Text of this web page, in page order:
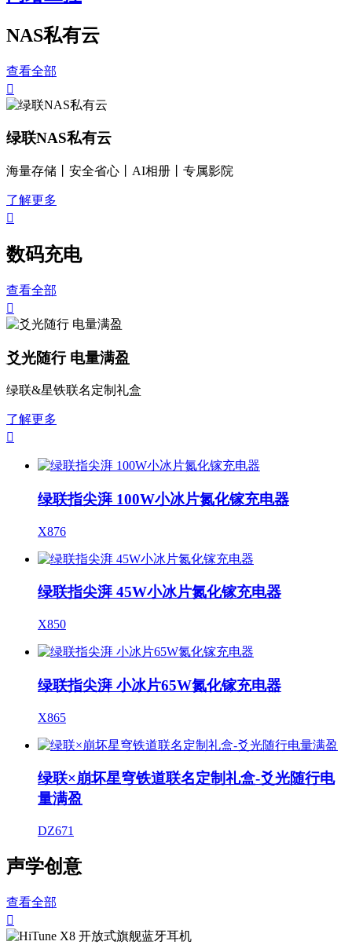
NAS私有云
查看全部

绿联NAS私有云
海量存储丨安全省心丨AI相册丨专属影院
了解更多

数码充电
查看全部

爻光随行 电量满盈
绿联&星铁联名定制礼盒
了解更多

绿联指尖湃 100W小冰片氮化镓充电器
X876
绿联指尖湃 45W小冰片氮化镓充电器
X850
绿联指尖湃 小冰片65W氮化镓充电器
X865
绿联×崩坏星穹铁道联名定制礼盒-爻光随行电
量满盈
DZ671
声学创意
查看全部
